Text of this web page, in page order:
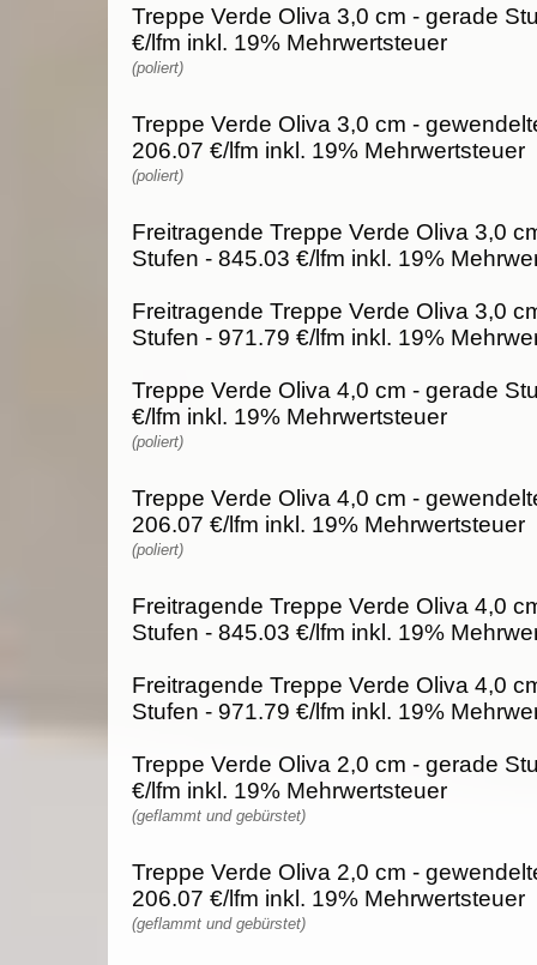
Treppe Verde Oliva 3,0 cm - gerade
€/lfm inkl. 19% Mehrwertsteuer
(poliert)
Treppe Verde Oliva 3,0 cm -
206.07 €/lfm inkl. 19% Mehrwertsteuer
(poliert)
Freitragende Treppe Verde Oliva 3,0
Stufen - 845.03 €/lfm inkl. 19%
Freitragende Treppe Verde Oliva 3,0
Stufen - 971.79 €/lfm inkl. 19%
Treppe Verde Oliva 4,0 cm - gerade
€/lfm inkl. 19% Mehrwertsteuer
(poliert)
Treppe Verde Oliva 4,0 cm -
206.07 €/lfm inkl. 19% Mehrwertsteuer
(poliert)
Freitragende Treppe Verde Oliva 4,0
Stufen - 845.03 €/lfm inkl. 19%
Freitragende Treppe Verde Oliva 4,0
Stufen - 971.79 €/lfm inkl. 19%
Treppe Verde Oliva 2,0 cm - gerade
€/lfm inkl. 19% Mehrwertsteuer
(geflammt und gebürstet)
Treppe Verde Oliva 2,0 cm -
206.07 €/lfm inkl. 19% Mehrwertsteuer
(geflammt und gebürstet)